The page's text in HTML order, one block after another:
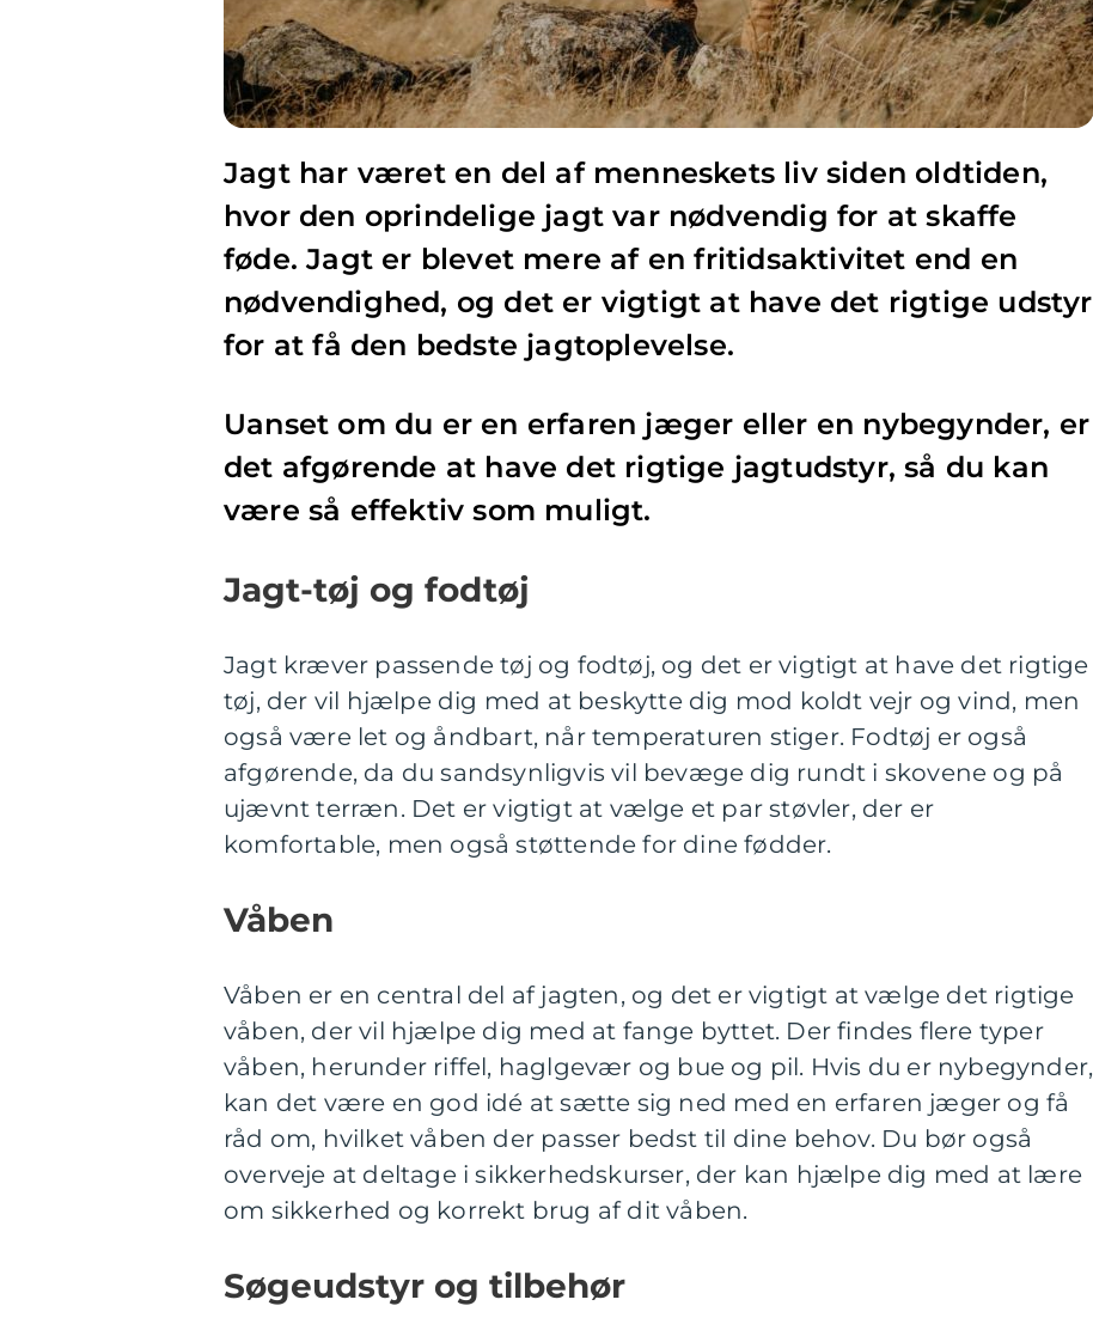
Jagt har været en del af menneskets liv siden oldtiden,
hvor den oprindelige jagt var nødvendig for at skaffe
føde. Jagt er blevet mere af en fritidsaktivitet end en
nødvendighed, og det er vigtigt at have det rigtige udstyr
for at få den bedste jagtoplevelse.
Uanset om du er en erfaren jæger eller en nybegynder, er
det afgørende at have det rigtige jagtudstyr, så du kan
være så effektiv som muligt.
Jagt-tøj og fodtøj
Jagt kræver passende tøj og fodtøj, og det er vigtigt at have det rigtige
tøj, der vil hjælpe dig med at beskytte dig mod koldt vejr og vind, men
også være let og åndbart, når temperaturen stiger. Fodtøj er også
afgørende, da du sandsynligvis vil bevæge dig rundt i skovene og på
ujævnt terræn. Det er vigtigt at vælge et par støvler, der er
komfortable, men også støttende for dine fødder.
Våben
Våben er en central del af jagten, og det er vigtigt at vælge det rigtige
våben, der vil hjælpe dig med at fange byttet. Der findes flere typer
våben, herunder riffel, haglgevær og bue og pil. Hvis du er nybegynder,
kan det være en god idé at sætte sig ned med en erfaren jæger og få
råd om, hvilket våben der passer bedst til dine behov. Du bør også
overveje at deltage i sikkerhedskurser, der kan hjælpe dig med at lære
om sikkerhed og korrekt brug af dit våben.
Søgeudstyr og tilbehør